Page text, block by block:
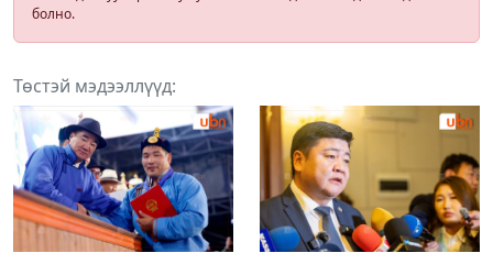
болно.
Төстэй мэдээллүүд: